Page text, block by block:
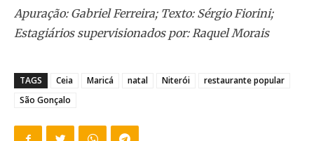
Apuração: Gabriel Ferreira; Texto: Sérgio Fiorini;
Estagiários supervisionados por: Raquel Morais
TAGS Ceia Maricá natal Niterói
restaurante popular
São Gonçalo